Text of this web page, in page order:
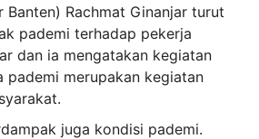
Banten) Rachmat Ginanjar turut
pademi terhadap pekerja
dan ia mengatakan kegiatan
pademi merupakan kegiatan
juga kondisi pademi.